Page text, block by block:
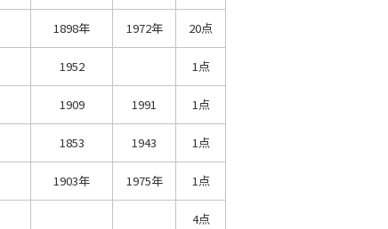
1898年 1972年 20点
1952 1点
1909 1991 1点
1853 1943 1点
1903年 1975年 1点
4点